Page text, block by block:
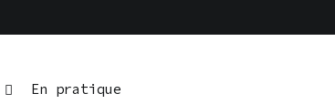
En pratique